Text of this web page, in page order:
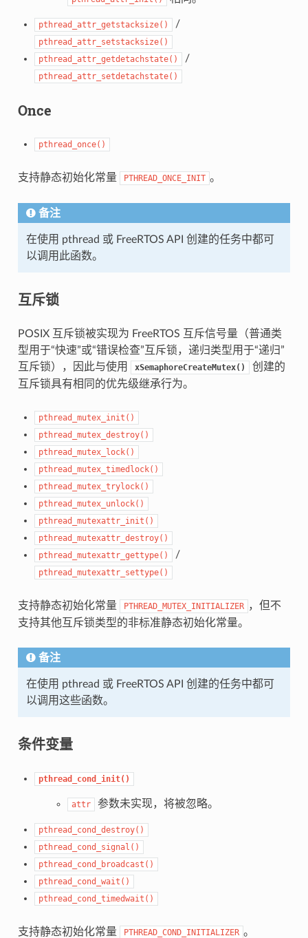
pthread_attr_getstacksize() /
pthread_attr_setstacksize()
pthread_attr_getdetachstate()
/
pthread_attr_setdetachstate()
Once
pthread_once()
支持静态初始化常量 PTHREAD_ONCE_INIT 。
备注
在使用 pthread 或 FreeRTOS API 创建的任务中都可
以调用此函数。
互斥锁
POSIX 互斥锁被实现为 FreeRTOS 互斥信号量（普通类
型用于“快速”或“错误检查”互斥锁，递归类型用于“递归”
互斥锁），因此与使用
xSemaphoreCreateMutex()
创建的
互斥锁具有相同的优先级继承行为。
pthread_mutex_init()
pthread_mutex_destroy()
pthread_mutex_lock()
pthread_mutex_timedlock()
pthread_mutex_trylock()
pthread_mutex_unlock()
pthread_mutexattr_init()
pthread_mutexattr_destroy()
pthread_mutexattr_gettype()
/
pthread_mutexattr_settype()
支持静态初始化常量 PTHREAD_MUTEX_INITIALIZER ，但不
支持其他互斥锁类型的非标准静态初始化常量。
备注
在使用 pthread 或 FreeRTOS API 创建的任务中都可
以调用这些函数。
条件变量
pthread_cond_init()
attr 参数未实现，将被忽略。
pthread_cond_destroy()
pthread_cond_signal()
pthread_cond_broadcast()
pthread_cond_wait()
pthread_cond_timedwait()
支持静态初始化常量 PTHREAD_COND_INITIALIZER 。